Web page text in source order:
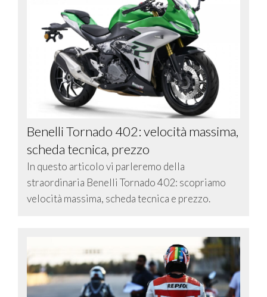
Benelli Tornado 402: velocità massima,
scheda tecnica, prezzo
In questo articolo vi parleremo della
straordinaria Benelli Tornado 402: scopriamo
velocità massima, scheda tecnica e prezzo.